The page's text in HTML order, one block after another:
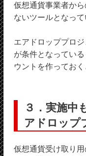
仮想通貨事業者か
ないツールとなって
エアドロッププロ
が条件となってい
ウントを作っておく
３．実施中
アドロップ
仮想通貨受け取り